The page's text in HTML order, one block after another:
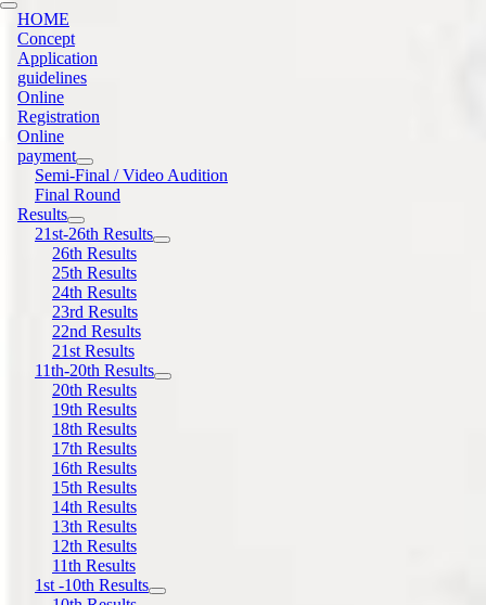
HOME
Concept
Application
guidelines
Online
Registration
Online
payment
Semi-Final / Video Audition
Final Round
Results
21st-26th Results
26th Results
25th Results
24th Results
23rd Results
22nd Results
21st Results
11th-20th Results
20th Results
19th Results
18th Results
17th Results
16th Results
15th Results
14th Results
13th Results
12th Results
11th Results
1st -10th Results